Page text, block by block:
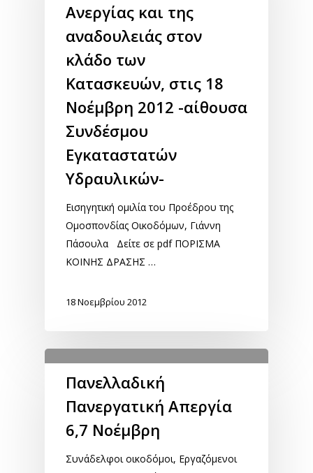
Ανεργίας και της
αναδουλειάς στον
κλάδο των
Κατασκευών, στις 18
Νοέμβρη 2012 -αίθουσα
Συνδέσμου
Εγκαταστατών
Υδραυλικών-
Εισηγητική ομιλία του Προέδρου της
Ομοσπονδίας Οικοδόμων, Γιάννη
Πάσουλα Δείτε σε pdf ΠΟΡΙΣΜΑ
ΚΟΙΝΗΣ ΔΡΑΣΗΣ …
18 Νοεμβρίου 2012
Πανελλαδική
Πανεργατική Απεργία
6,7 Νοέμβρη
Συνάδελφοι οικοδόμοι, Εργαζόμενοι